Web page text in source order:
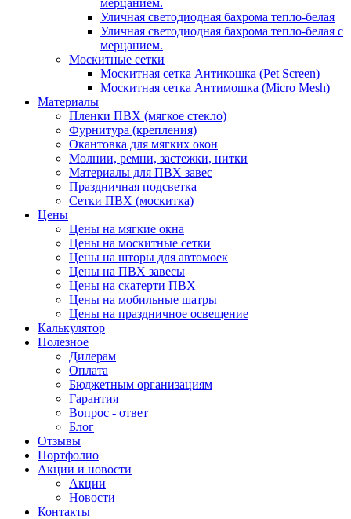
мерцанием.
Уличная светодиодная бахрома тепло-белая
Уличная светодиодная бахрома тепло-белая с
мерцанием.
Москитные сетки
Москитная сетка Антикошка (Pet Screen)
Москитная сетка Антимошка (Micro Mesh)
Материалы
Пленки ПВХ (мягкое стекло)
Фурнитура (крепления)
Окантовка для мягких окон
Молнии, ремни, застежки, нитки
Материалы для ПВХ завес
Праздничная подсветка
Сетки ПВХ (москитка)
Цены
Цены на мягкие окна
Цены на москитные сетки
Цены на шторы для автомоек
Цены на ПВХ завесы
Цены на скатерти ПВХ
Цены на мобильные шатры
Цены на праздничное освещение
Калькулятор
Полезное
Дилерам
Оплата
Бюджетным организациям
Гарантия
Вопрос - ответ
Блог
Отзывы
Портфолио
Акции и новости
Акции
Новости
Контакты